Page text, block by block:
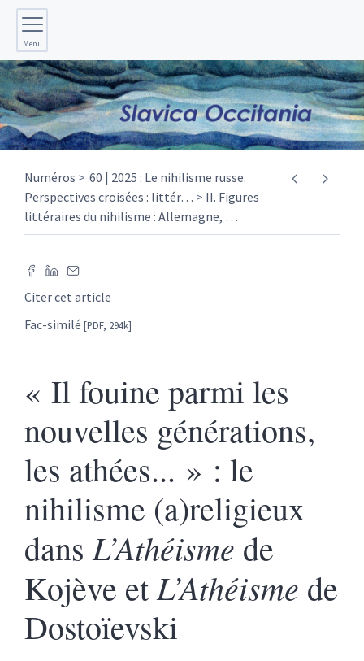
Menu
Numéros
60 | 2025 : Le nihilisme russe.
Perspectives croisées : littér…
II. Figures
littéraires du nihilisme : Allemagne, …
Citer cet article
Fac-similé [PDF, 294k]
« Il fouine parmi les
nouvelles générations,
les athées... » : le
nihilisme (a)religieux
dansL’Athéisme de
Kojève etL’Athéisme de
Dostoïevski